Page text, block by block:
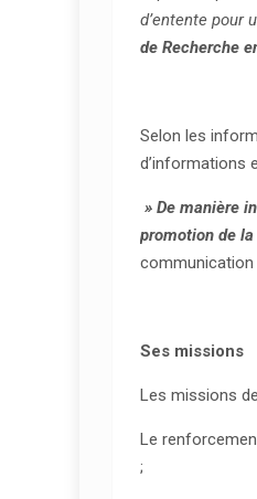
d’entente pour
de Recherche
Selon les
d’informations
» De manière
promotion de
communication
Ses missions
Les missions
Le
;